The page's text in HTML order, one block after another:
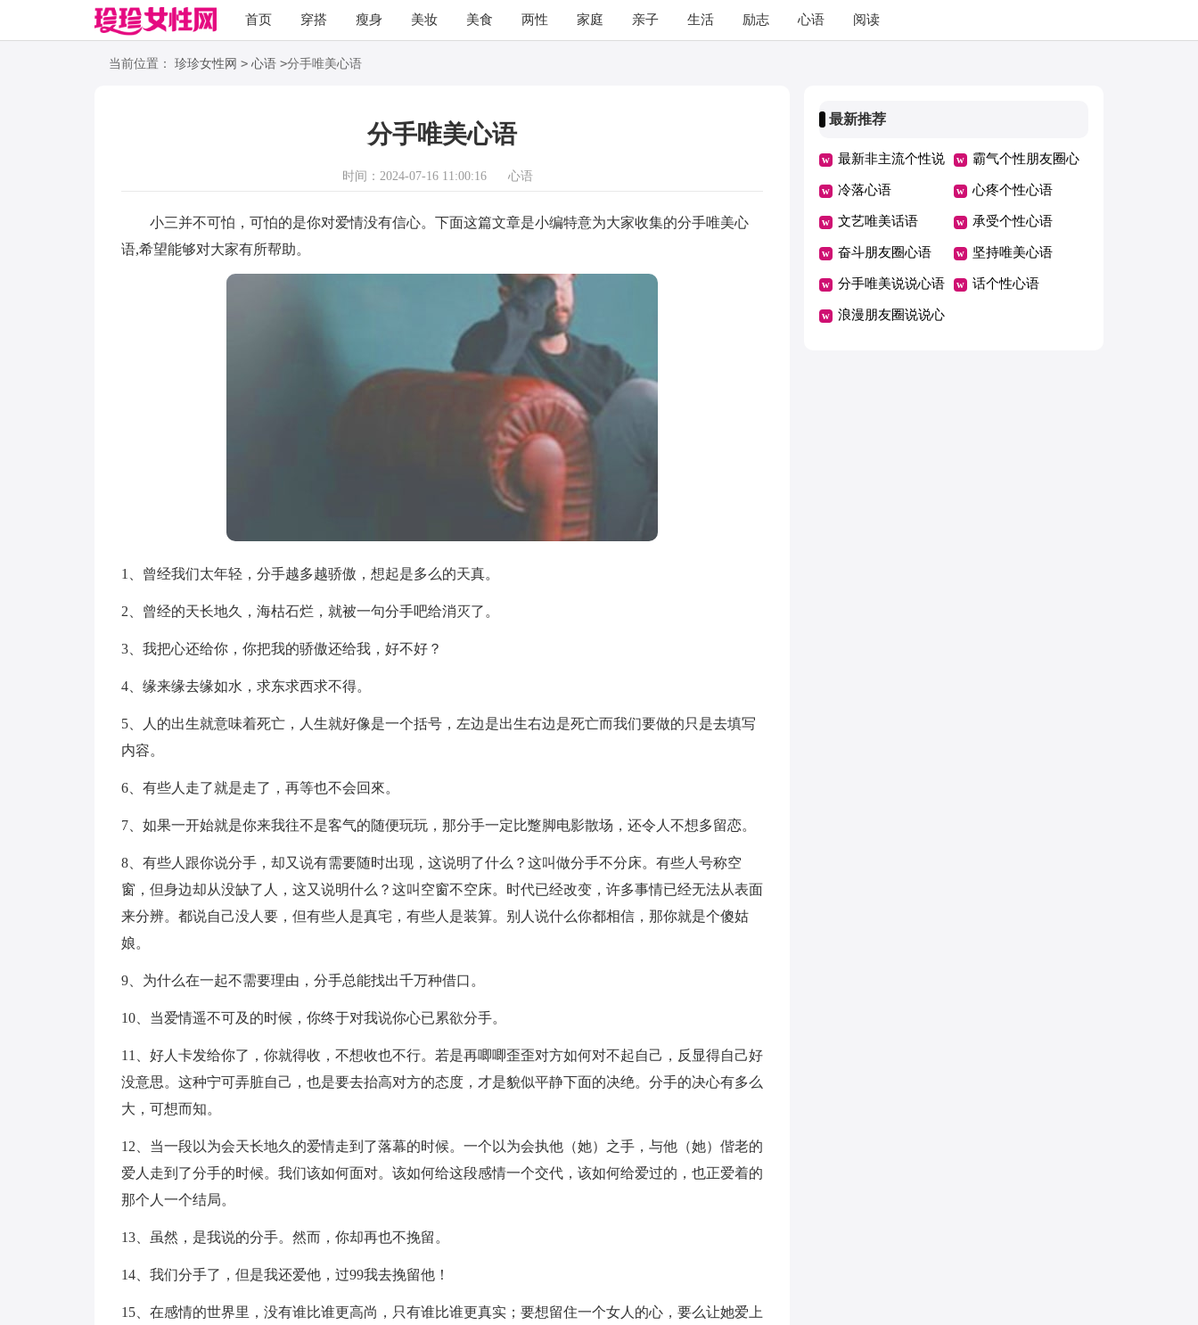
首页 穿搭 瘦身 美妆 美食 两性 家庭 亲子 生活 励志 心语 阅读
职场 语录
当前位置： 珍珍女性网 > 心语 >分手唯美心语
分手唯美心语
时间：2024-07-16 11:00:16 心语
小三并不可怕，可怕的是你对爱情没有信心。下面这篇文章是小编特意为大家收集的分手唯美心
语,希望能够对大家有所帮助。
1、曾经我们太年轻，分手越多越骄傲，想起是多么的天真。
2、曾经的天长地久，海枯石烂，就被一句分手吧给消灭了。
3、我把心还给你，你把我的骄傲还给我，好不好？
4、缘来缘去缘如水，求东求西求不得。
5、人的出生就意味着死亡，人生就好像是一个括号，左边是出生右边是死亡而我们要做的只是去填写
内容。
6、有些人走了就是走了，再等也不会回來。
7、如果一开始就是你来我往不是客气的随便玩玩，那分手一定比蹩脚电影散场，还令人不想多留恋。
8、有些人跟你说分手，却又说有需要随时出现，这说明了什么？这叫做分手不分床。有些人号称空
窗，但身边却从没缺了人，这又说明什么？这叫空窗不空床。时代已经改变，许多事情已经无法从表面
来分辨。都说自己没人要，但有些人是真宅，有些人是装算。别人说什么你都相信，那你就是个傻姑
娘。
9、为什么在一起不需要理由，分手总能找出千万种借口。
10、当爱情遥不可及的时候，你终于对我说你心已累欲分手。
11、好人卡发给你了，你就得收，不想收也不行。若是再唧唧歪歪对方如何对不起自己，反显得自己好
没意思。这种宁可弄脏自己，也是要去抬高对方的态度，才是貌似平静下面的决绝。分手的决心有多么
大，可想而知。
12、当一段以为会天长地久的爱情走到了落幕的时候。一个以为会执他（她）之手，与他（她）偕老的
爱人走到了分手的时候。我们该如何面对。该如何给这段感情一个交代，该如何给爱过的，也正爱着的
那个人一个结局。
13、虽然，是我说的分手。然而，你却再也不挽留。
14、我们分手了，但是我还爱他，过99我去挽留他！
15、在感情的世界里，没有谁比谁更高尚，只有谁比谁更真实；要想留住一个女人的心，要么让她爱上
最新推荐
最新非主流个性说
说心语
霸气个性朋友圈心
语
冷落心语 心疼个性心语
文艺唯美话语 承受个性心语
奋斗朋友圈心语 坚持唯美心语
分手唯美说说心语 话个性心语
浪漫朋友圈说说心